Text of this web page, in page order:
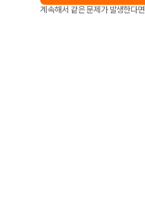
계속해서 같은 문제가 발생한다면